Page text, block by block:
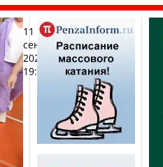
11
сентября
2024,
19:42